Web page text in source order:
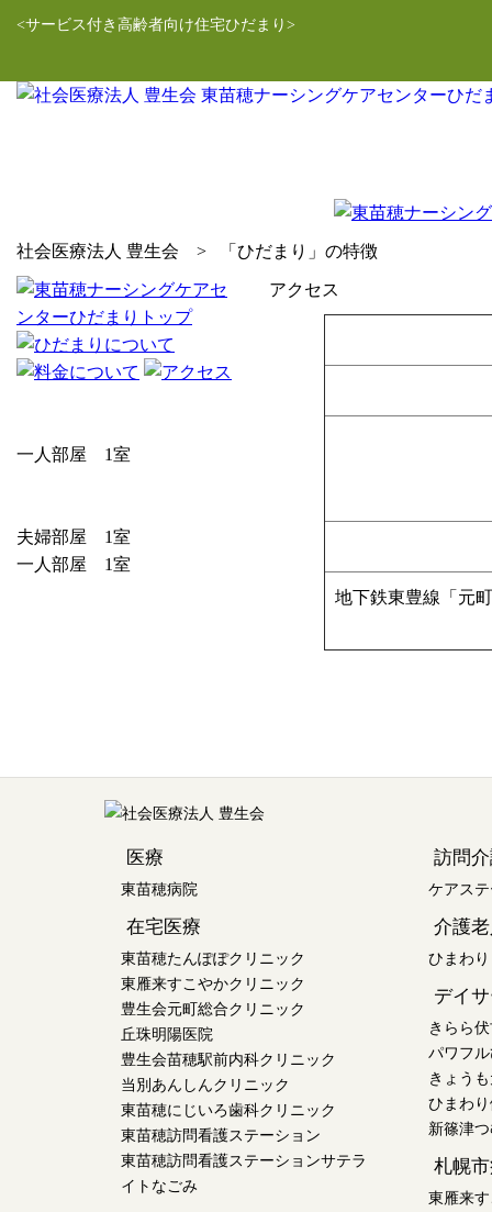
<サービス付き高齢者向け住宅ひだまり>
社会医療法人 豊生会 > 「ひだまり」の特徴
アクセス
地下鉄東豊線「元
一人部屋 1室
夫婦部屋 1室
一人部屋 1室
医療
東苗穂病院
在宅医療
東苗穂たんぽぽクリニック
東雁来すこやかクリニック
豊生会元町総合クリニック
丘珠明陽医院
豊生会苗穂駅前内科クリニック
当別あんしんクリニック
東苗穂にじいろ歯科クリニック
東苗穂訪問看護ステーション
東苗穂訪問看護ステーションサテラ
イトなごみ
訪問
ケアス
介護
ひまわり
デイ
きらら
パワフ
きょう
ひまわ
新篠津
札幌
東雁来